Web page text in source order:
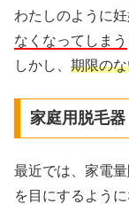
わたしのように
なくなってしまう
しかし、 期限の
家庭用脱毛器
最近では、家電
を目にするように